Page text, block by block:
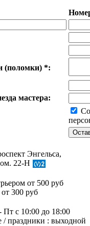
(поломки) *:
мастера:
Энгельса,
22-Н
от 500 руб
300 руб
с 10:00 до 18:00
/ праздники : выходной